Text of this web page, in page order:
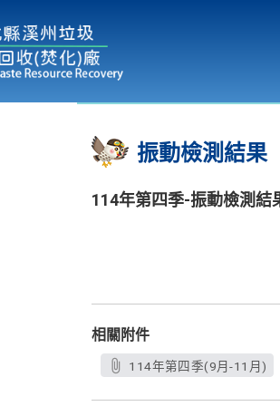
:::
振動檢測結果
114年第四季-振動檢測結
相關附件
114年第四季(9月-11月)